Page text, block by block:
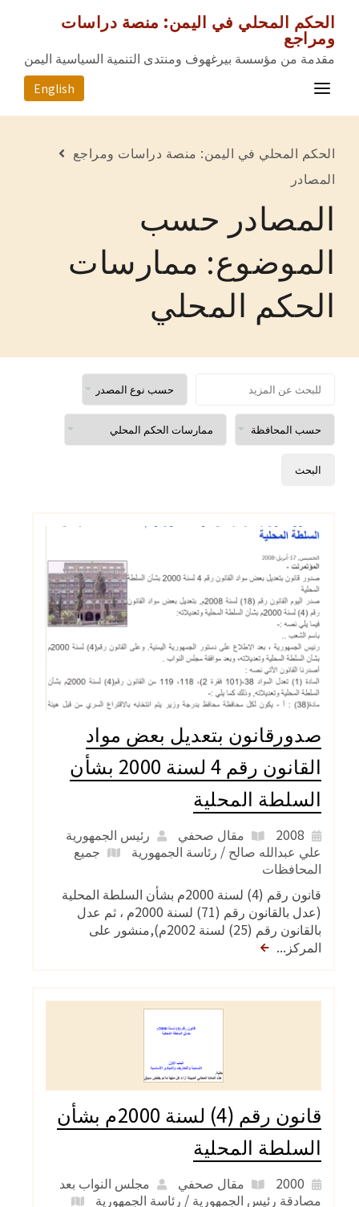
الحكم المحلي في اليمن: منصة دراسات
ومراجع
مقدمة من مؤسسة بيرغهوف ومنتدى التنمية السياسية اليمن
English
المحافظات
للتواصل معنا
الحكم المحلي في اليمن: منصة دراسات ومراجع
المصادر
المصادر حسب
الموضوع: ممارسات
الحكم المحلي
صدورقانون بتعديل بعض مواد
القانون رقم 4 لسنة 2000 بشأن
السلطة المحلية
مقال صحفي
رئيس الجمهورية
علي عبدالله صالح / رئاسة الجمهورية
جميع
المحافظات
قانون رقم (4) لسنة 2000م بشأن السلطة المحلية
(عدل بالقانون رقم (71) لسنة 2000م ، ثم عدل
بالقانون رقم (25) لسنة 2002م),منشور على
المركز...
قانون رقم (4) لسنة 2000م بشأن
السلطة المحلية
مقال صحفي
مجلس النواب بعد
مصادقة رئيس الجمهورية / رئاسة الجمهورية